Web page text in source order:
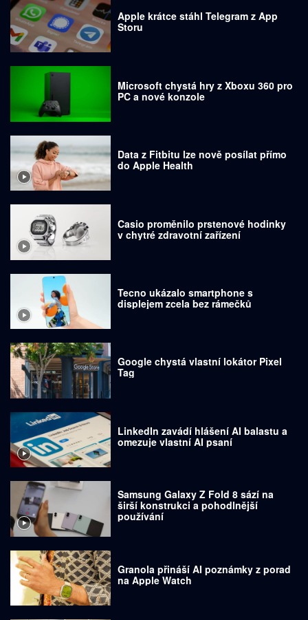
Apple krátce stáhl Telegram z App
Storu
Microsoft chystá hry z Xboxu 360 pro
PC a nové konzole
Data z Fitbitu lze nově posílat přímo
do Apple Health
Casio proměnilo prstenové hodinky
v chytré zdravotní zařízení
Tecno ukázalo smartphone s
displejem zcela bez rámečků
Google chystá vlastní lokátor Pixel
Tag
LinkedIn zavádí hlášení AI balastu a
omezuje vlastní AI psaní
Samsung Galaxy Z Fold 8 sází na
širší konstrukci a pohodlnější
používání
Granola přináší AI poznámky z porad
na Apple Watch